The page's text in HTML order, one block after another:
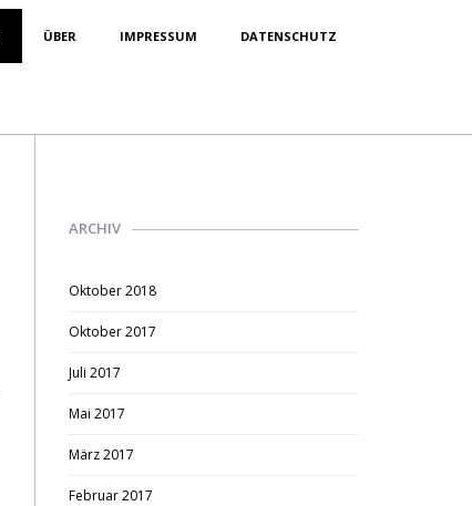
ÜBER IMPRESSUM DATENSCHUTZ
ARCHIV
Oktober 2018
Oktober 2017
Juli 2017
Mai 2017
März 2017
Februar 2017